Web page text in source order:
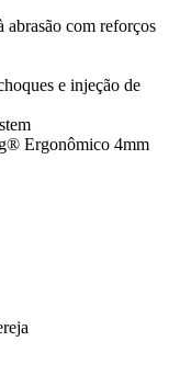
abrasão com reforços
e injeção de
Ergonômico 4mm